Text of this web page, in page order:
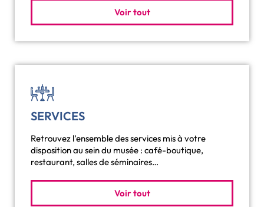
Voir tout
SERVICES
Retrouvez l’ensemble des services mis à votre
disposition au sein du musée : café-boutique,
restaurant, salles de séminaires…
Voir tout